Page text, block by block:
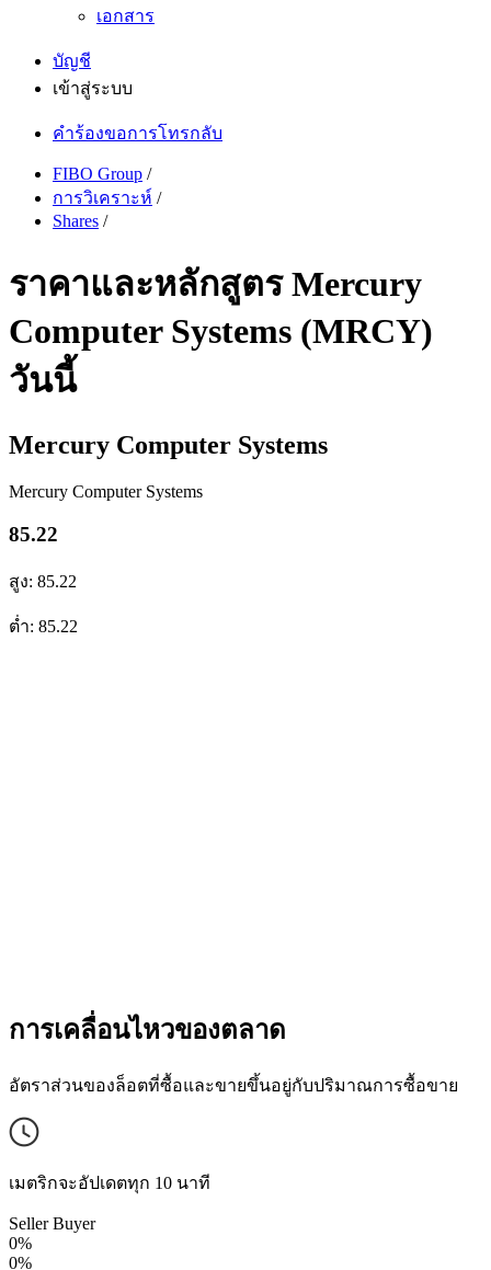
เอกสาร
บัญชี
เข้าสู่ระบบ
คำร้องขอการโทรกลับ
FIBO Group /
การวิเคราะห์ /
Shares /
ราคาและหลักสูตร Mercury
Computer Systems (MRCY)
วันนี้
Mercury Computer Systems
Mercury Computer Systems
85.22
สูง: 85.22
ต่ำ: 85.22
การเคลื่อนไหวของตลาด
อัตราส่วนของล็อตที่ซื้อและขายขึ้นอยู่กับปริมาณการซื้อขาย
เมตริกจะอัปเดตทุก 10 นาที
Seller Buyer
0%
0%